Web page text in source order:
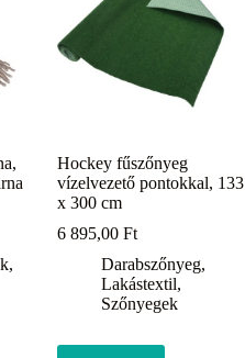
,
Hockey fűszőnyeg
vízelvezető pontokkal, 133
x 300 cm
6 895,00Ft
Darabszőnyeg,
Lakástextil,
Szőnyegek